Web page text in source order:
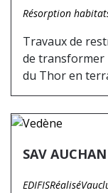
Résorption
Travaux de
de transformer
du Thor en
SAV AUCHAN
EDIFISRéalisé